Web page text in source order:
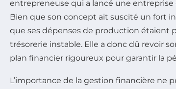
entrepreneuse qui a lancé une
Bien que son concept ait suscité un fort
que ses dépenses de production étaient
trésorerie instable. Elle a donc dû revoir
plan financier rigoureux pour garantir la
L’importance de la gestion financière ne